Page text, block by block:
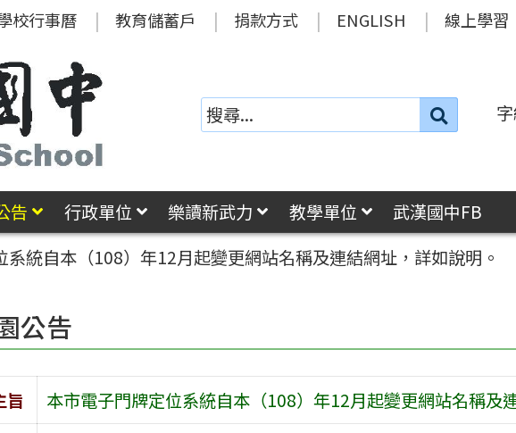
校行事曆 教育儲蓄戶 捐款方式 ENGLISH 線上學習
搜
字
告 行政單位 樂讀新武力 教學單位 武漢國中FB
系統自本（108）年12月起變更網站名稱及連結網址，詳如說明。
公告
旨
本市電子門牌定位系統自本（108）年12月起變更網站名稱及